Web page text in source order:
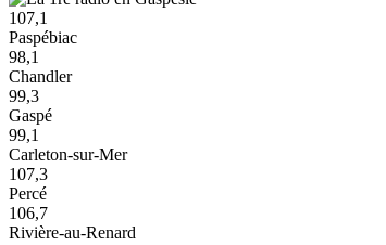
107,1
Paspébiac
98,1
Chandler
99,3
Gaspé
99,1
Carleton-sur-Mer
107,3
Percé
106,7
Rivière-au-Renard